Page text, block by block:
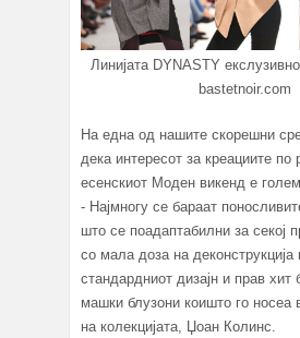
Линијата DYNASTY
bastetnoir.com
На една од нашите скорешни
дека интересот за креациите по
есенскиот Моден викенд е
- Најмногу се бараат
што се поадаптабилни за секој
со мала доза на деконструкција
стандардниот дизајн и прав хит
машки блузони коишто го носеа
на колекцијата, Џоан Колинс.